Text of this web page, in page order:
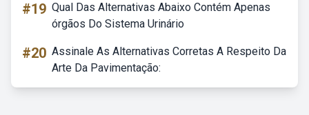
#19 Qual Das Alternativas Abaixo Contém Apenas
órgãos Do Sistema Urinário
#20 Assinale As Alternativas Corretas A Respeito Da
Arte Da Pavimentação: